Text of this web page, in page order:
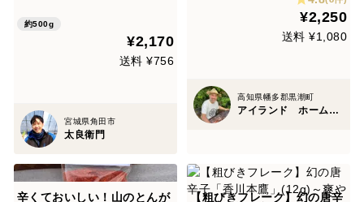
直送
約500g
¥2,170
送料 ¥756
宮城県角田市
太良衛門
¥2,250
送料 ¥1,080
高知県幡多郡黒潮町
アイランド ホーム トレーディング
辛くておいしい！山のとんが
【粗びきフレーク】幻の唐辛